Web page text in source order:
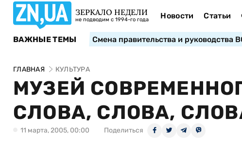
ЗЕРКАЛО НЕДЕЛИ
не подводим с 1994-го года Новости Статьи
ВАЖНЫЕ ТЕМЫ Смена правительства и руководства
ГЛАВНАЯ КУЛЬТУРА
МУЗЕЙ
СЛОВА, СЛОВА,
11 марта, 2005, 00:00 Поделиться